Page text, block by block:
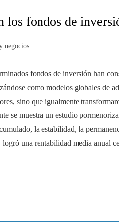
los fondos de
negocios
fondos de inversión han
como modelos globales de
sino que igualmente
se muestra un estudio
la estabilidad, la
una rentabilidad media anual